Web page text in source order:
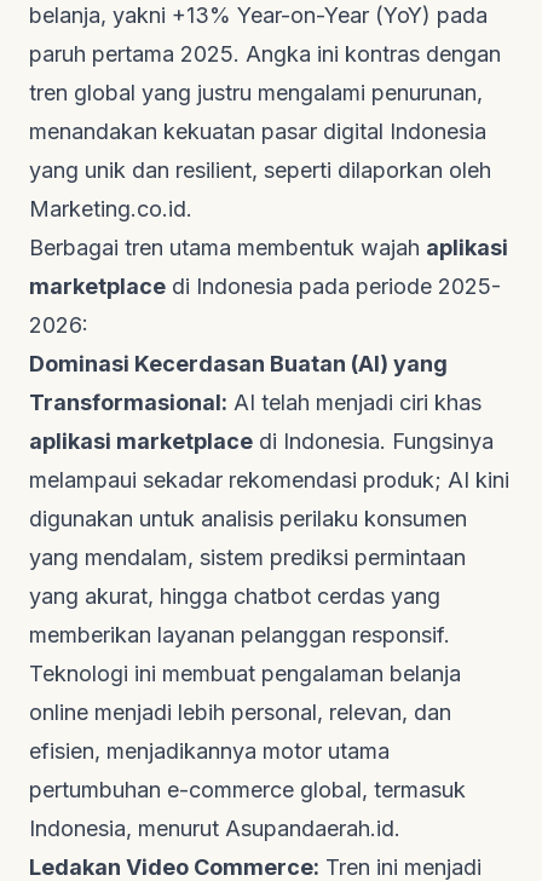
belanja, yakni +13% Year-on-Year (YoY) pada
paruh pertama 2025. Angka ini kontras dengan
tren global yang justru mengalami penurunan,
menandakan kekuatan pasar digital Indonesia
yang unik dan resilient, seperti dilaporkan oleh
Marketing.co.id.
Berbagai tren utama membentuk wajah aplikasi
marketplace di Indonesia pada periode 2025-
2026:
Dominasi Kecerdasan Buatan (AI) yang
Transformasional: AI telah menjadi ciri khas
aplikasi marketplace di Indonesia. Fungsinya
melampaui sekadar rekomendasi produk; AI kini
digunakan untuk analisis perilaku konsumen
yang mendalam, sistem prediksi permintaan
yang akurat, hingga chatbot cerdas yang
memberikan layanan pelanggan responsif.
Teknologi ini membuat pengalaman belanja
online menjadi lebih personal, relevan, dan
efisien, menjadikannya motor utama
pertumbuhan e-commerce global, termasuk
Indonesia, menurut Asupandaerah.id.
Ledakan Video Commerce: Tren ini menjadi